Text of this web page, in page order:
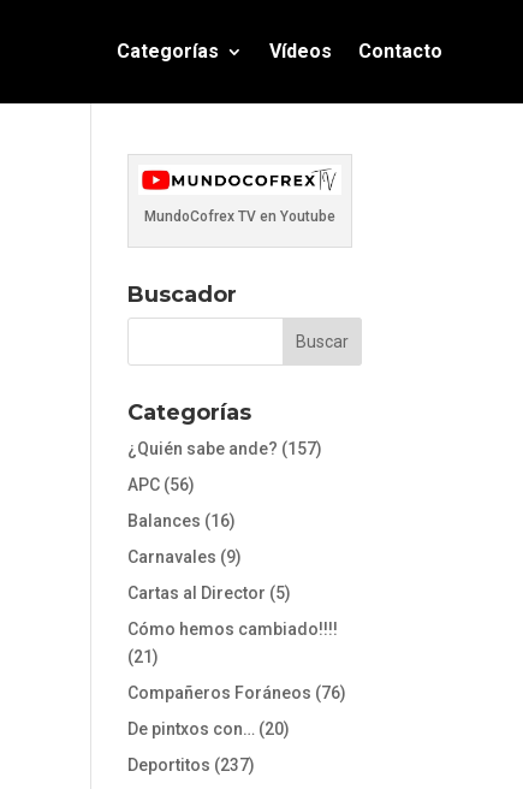
Categorías Vídeos Contacto
MundoCofrex TV en Youtube
Buscador
Categorías
¿Quién sabe ande? (157)
APC (56)
Balances (16)
Carnavales (9)
Cartas al Director (5)
Cómo hemos cambiado!!!!
(21)
Compañeros Foráneos (76)
De pintxos con… (20)
Deportitos (237)